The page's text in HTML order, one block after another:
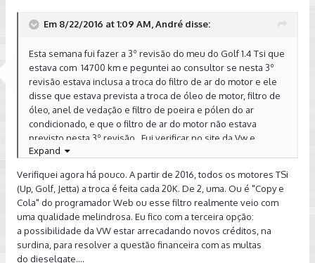
Em 8/22/2016 at 1:09 AM, André disse:
Esta semana fui fazer a 3º revisão do meu do Golf 1.4 Tsi que
estava com 14700 km e peguntei ao consultor se nesta 3º
revisão estava inclusa a troca do filtro de ar do motor e ele
disse que estava prevista a troca de óleo de motor, filtro de
óleo, anel de vedação e filtro de poeira e pólen do ar
condicionado, e que o filtro de ar do motor não estava
previsto nesta 3º revisão. Fui verificar no site da Vw e
constatei que o Filtro de Ar do motor não está prevista nas
Importados tanto da Alemanha e do México anos modelos
2014 até 2015 e os modelos fabricados no Brasil anos
modelos 2016 que utiliza o mesmo elemento de filtro de ar
do motor tem a troca na revisão programada na 2ª, 4º,
6º revisão. A Vw não seria imprudente e não recomendar a
trocar de um item tão importante de manutenção do motor.
Expand
Verifiquei agora há pouco. A partir de 2016, todos os motores TSi
(Up, Golf, Jetta) a troca é feita cada 20K. De 2, uma. Ou é "Copy e
Cola" do programador Web ou esse filtro realmente veio com
uma qualidade melindrosa. Eu fico com a terceira opção:
a possibilidade da VW estar arrecadando novos créditos, na
surdina, para resolver a questão financeira com as multas
do dieselgate....